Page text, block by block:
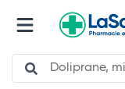
Search